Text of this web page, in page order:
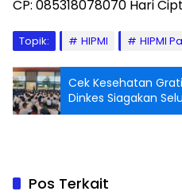
CP: 085318078070 Hari
Topik: HIPMI HIPMI
Cek Kesehatan
Dinkes Siagakan
Pos Terkait